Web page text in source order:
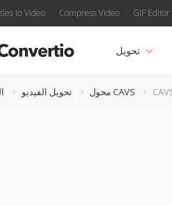
to Video Compress Video GIF Editor
تحويل
تحويل الفيديو محول CAVS